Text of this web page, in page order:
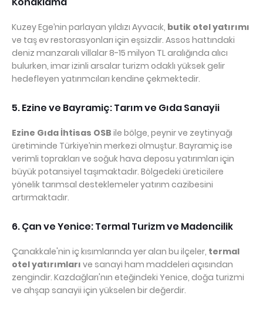
Kuzey Ege’nin parlayan yıldızı Ayvacık, butik otel yatırımı
ve taş ev restorasyonları için eşsizdir. Assos hattındaki
deniz manzaralı villalar 8-15 milyon TL aralığında alıcı
bulurken, imar izinli arsalar turizm odaklı yüksek gelir
hedefleyen yatırımcıları kendine çekmektedir.
5. Ezine ve Bayramiç: Tarım ve Gıda Sanayii
Ezine Gıda İhtisas OSB ile bölge, peynir ve zeytinyağı
üretiminde Türkiye’nin merkezi olmuştur. Bayramiç ise
verimli toprakları ve soğuk hava deposu yatırımları için
büyük potansiyel taşımaktadır. Bölgedeki üreticilere
yönelik tarımsal desteklemeler yatırım cazibesini
artırmaktadır.
6. Çan ve Yenice: Termal Turizm ve Madencilik
Çanakkale'nin iç kısımlarında yer alan bu ilçeler, termal
otel yatırımları ve sanayi ham maddeleri açısından
zengindir. Kazdağları'nın eteğindeki Yenice, doğa turizmi
ve ahşap sanayii için yükselen bir değerdir.